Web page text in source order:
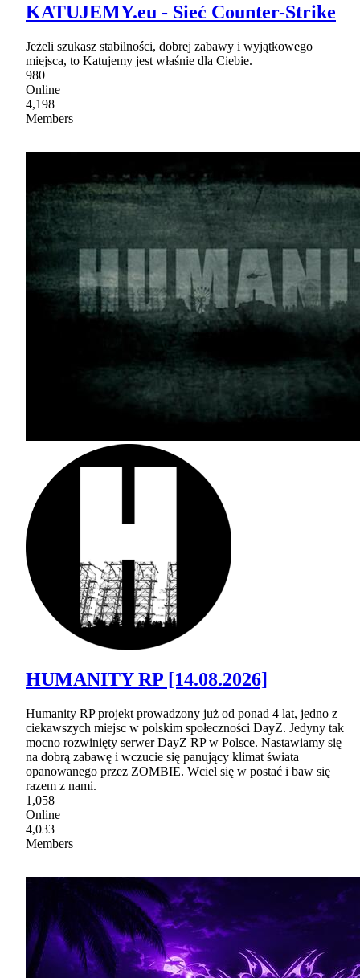
KATUJEMY.eu - Sieć Counter-Strike
Jeżeli szukasz stabilności, dobrej zabawy i wyjątkowego
miejsca, to Katujemy jest właśnie dla Ciebie.
980
Online
4,198
Members
HUMANITY RP [14.08.2026]
Humanity RP projekt prowadzony już od ponad 4 lat, jedno z
ciekawszych miejsc w polskim społeczności DayZ. Jedyny tak
mocno rozwinięty serwer DayZ RP w Polsce. Nastawiamy się
na dobrą zabawę i wczucie się panujący klimat świata
opanowanego przez ZOMBIE. Wciel się w postać i baw się
razem z nami.
1,058
Online
4,033
Members